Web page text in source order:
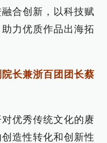
合创新，以科技赋
力优质作品出海拓
长兼浙百团团长蔡
优秀传统文化的赓
造性转化和创新性